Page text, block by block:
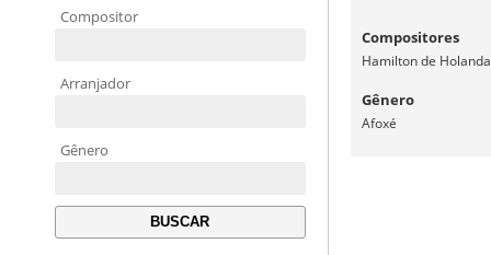
Compositor
Arranjador
Gênero
Compositores
Hamilton de Holanda
Gênero
Afoxé